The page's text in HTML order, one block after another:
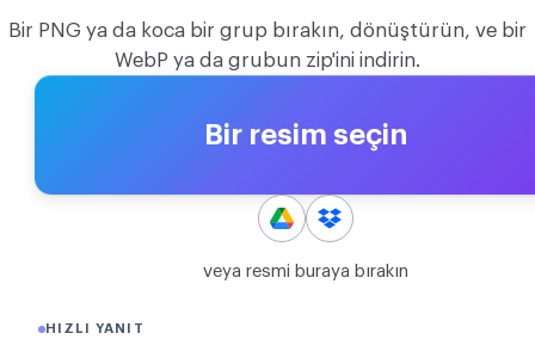
Arka planı kaldır
DIĞER
Bir PNG ya da koca bir grup bırakın, dönüştürün, ve bir
WebP ya da grubun zip'ini indirin.
Bir resim seçin
veya resmi buraya bırakın
HIZLI YANIT